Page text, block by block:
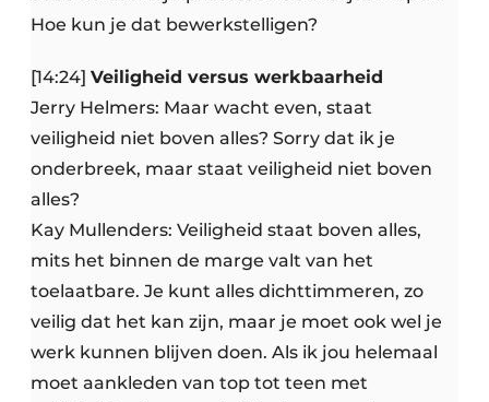
Hoe kun je dat bewerkstelligen?
[14:24] Veiligheid versus werkbaarheid
Jerry Helmers: Maar wacht even, staat
veiligheid niet boven alles? Sorry dat ik je
onderbreek, maar staat veiligheid niet boven
alles?
Kay Mullenders: Veiligheid staat boven alles,
mits het binnen de marge valt van het
toelaatbare. Je kunt alles dichttimmeren, zo
veilig dat het kan zijn, maar je moet ook wel je
werk kunnen blijven doen. Als ik jou helemaal
moet aankleden van top tot teen met